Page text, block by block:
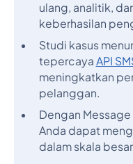
ulang, analitik,
keberhasilan
Studi kasus
tepercaya API
meningkatkan
pelanggan.
Dengan
Anda dapat
dalam skala